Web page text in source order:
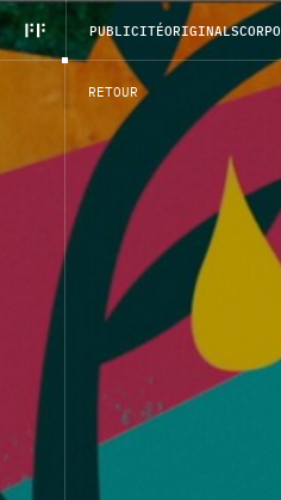
PUBL ICITÉORIGINALSCORPO
RETOUR